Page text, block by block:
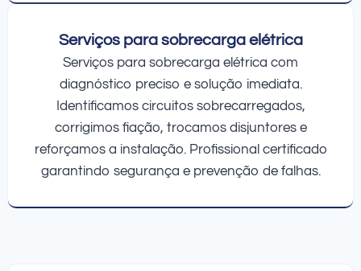
Serviços para sobrecarga elétrica
Serviços para sobrecarga elétrica com
diagnóstico preciso e solução imediata.
Identificamos circuitos sobrecarregados,
corrigimos fiação, trocamos disjuntores e
reforçamos a instalação. Profissional certificado
garantindo segurança e prevenção de falhas.